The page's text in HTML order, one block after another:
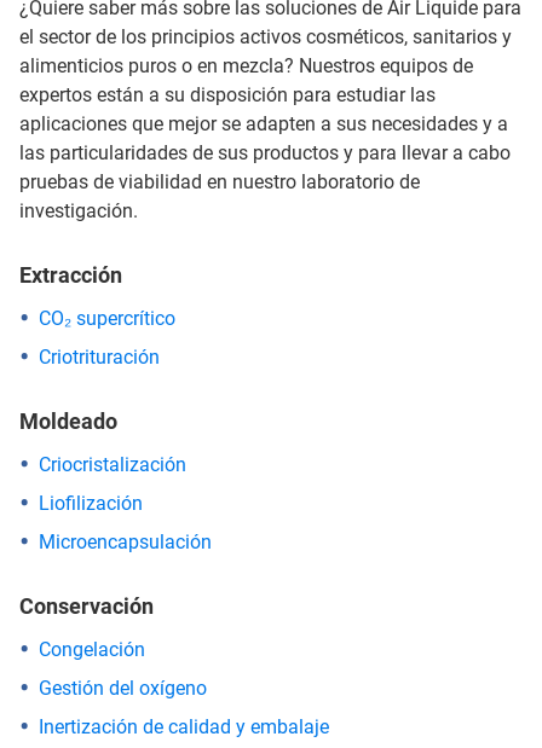
¿Quiere saber más sobre las soluciones de Air Liquide para
el sector de los principios activos cosméticos, sanitarios y
alimenticios puros o en mezcla? Nuestros equipos de
expertos están a su disposición para estudiar las
aplicaciones que mejor se adapten a sus necesidades y a
las particularidades de sus productos y para llevar a cabo
pruebas de viabilidad en nuestro laboratorio de
investigación.
Extracción
CO₂ supercrítico
Criotrituración
Moldeado
Criocristalización
Liofilización
Microencapsulación
Conservación
Congelación
Gestión del oxígeno
Inertización de calidad y embalaje